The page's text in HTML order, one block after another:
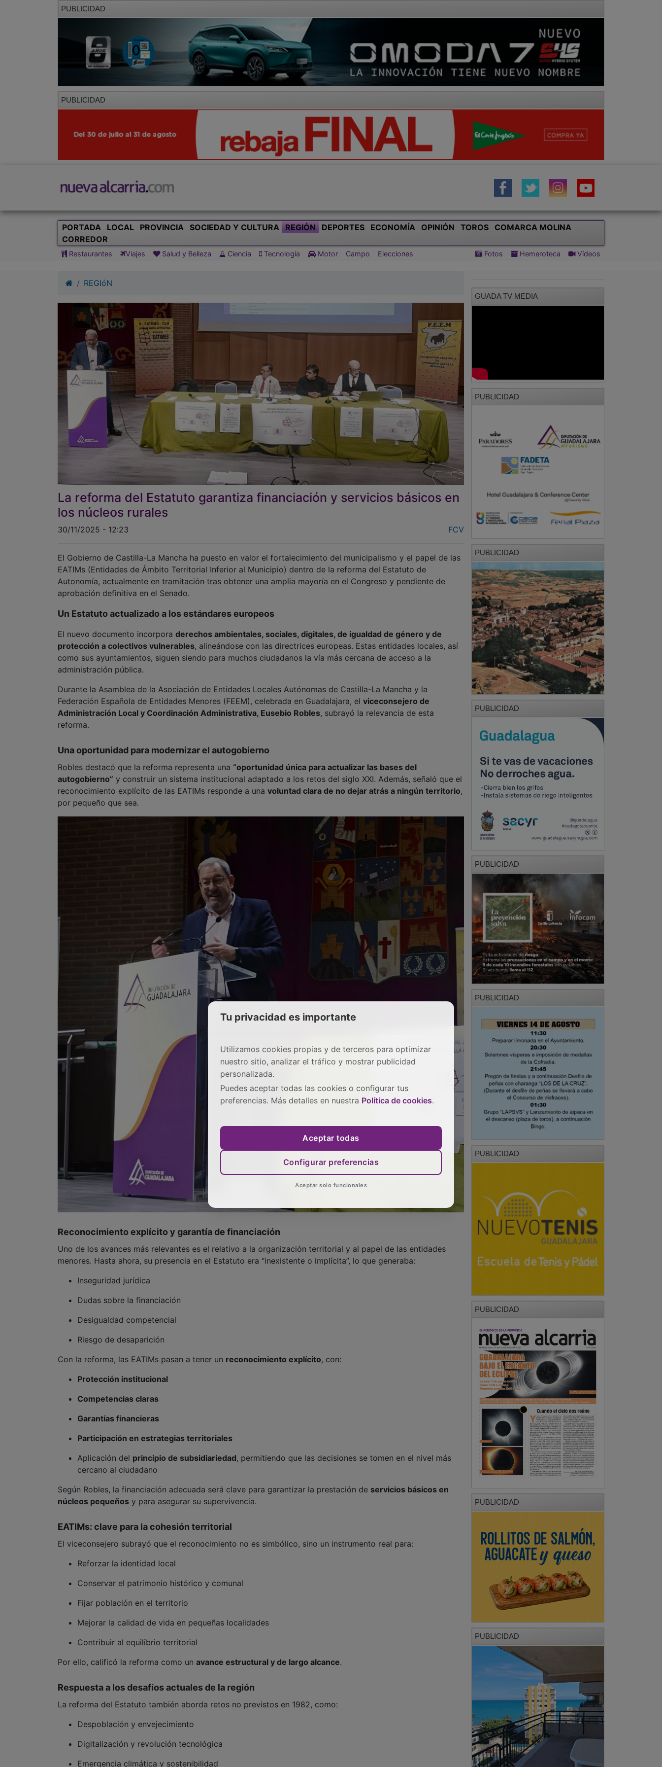
PUBLICIDAD
PUBLICIDAD
PORTADA LOCAL PROVINCIA SOCIEDAD Y CULTURA REGIÓN DEPORTES ECONOMÍA OPINIÓN TOROS
COMARCA MOLINA
CORREDOR
Restaurantes Viajes Salud y Belleza Ciencia Tecnología Motor Campo Elecciones Fotos Hemeroteca Vídeos
REGIóN
La reforma del Estatuto garantiza financiación y servicios básicos en
los núcleos rurales
30/11/2025 - 12:23 FCV
El Gobierno de Castilla-La Mancha ha puesto en valor el fortalecimiento del municipalismo y el papel de las
EATIMs (Entidades de Ámbito Territorial Inferior al Municipio) dentro de la reforma del Estatuto de
Autonomía, actualmente en tramitación tras obtener una amplia mayoría en el Congreso y pendiente de
aprobación definitiva en el Senado.
Un Estatuto actualizado a los estándares europeos
El nuevo documento incorpora derechos ambientales, sociales, digitales, de igualdad de género y de
protección a colectivos vulnerables, alineándose con las directrices europeas. Estas entidades locales, así
como sus ayuntamientos, siguen siendo para muchos ciudadanos la vía más cercana de acceso a la
administración pública.
Durante la Asamblea de la Asociación de Entidades Locales Autónomas de Castilla-La Mancha y la
Federación Española de Entidades Menores (FEEM), celebrada en Guadalajara, el viceconsejero de
Administración Local y Coordinación Administrativa, Eusebio Robles, subrayó la relevancia de esta
reforma.
Una oportunidad para modernizar el autogobierno
Robles destacó que la reforma representa una “oportunidad única para actualizar las bases del
autogobierno” y construir un sistema institucional adaptado a los retos del siglo XXI. Además, señaló que el
reconocimiento explícito de las EATIMs responde a una voluntad clara de no dejar atrás a ningún territorio,
por pequeño que sea.
Reconocimiento explícito y garantía de financiación
Uno de los avances más relevantes es el relativo a la organización territorial y al papel de las entidades
menores. Hasta ahora, su presencia en el Estatuto era “inexistente o implícita”, lo que generaba:
Inseguridad jurídica
Dudas sobre la financiación
Desigualdad competencial
Riesgo de desaparición
Con la reforma, las EATIMs pasan a tener un reconocimiento explícito, con:
Protección institucional
Competencias claras
Garantías financieras
Participación en estrategias territoriales
Aplicación del principio de subsidiariedad, permitiendo que las decisiones se tomen en el nivel más
cercano al ciudadano
Según Robles, la financiación adecuada será clave para garantizar la prestación de servicios básicos en
núcleos pequeños y para asegurar su supervivencia.
EATIMs: clave para la cohesión territorial
El viceconsejero subrayó que el reconocimiento no es simbólico, sino un instrumento real para:
Reforzar la identidad local
Conservar el patrimonio histórico y comunal
Fijar población en el territorio
Mejorar la calidad de vida en pequeñas localidades
Contribuir al equilibrio territorial
Por ello, calificó la reforma como un avance estructural y de largo alcance.
Respuesta a los desafíos actuales de la región
La reforma del Estatuto también aborda retos no previstos en 1982, como:
Despoblación y envejecimiento
Digitalización y revolución tecnológica
Emergencia climática y sostenibilidad
GUADA TV MEDIA
PUBLICIDAD
PUBLICIDAD
PUBLICIDAD
PUBLICIDAD
PUBLICIDAD
PUBLICIDAD
PUBLICIDAD
PUBLICIDAD
PUBLICIDAD
Tu privacidad es importante
Utilizamos cookies propias y de terceros para optimizar
nuestro sitio, analizar el tráfico y mostrar publicidad
personalizada.
Puedes aceptar todas las cookies o configurar tus
preferencias. Más detalles en nuestra Política de cookies.
Aceptar todas
Configurar preferencias
Aceptar solo funcionales